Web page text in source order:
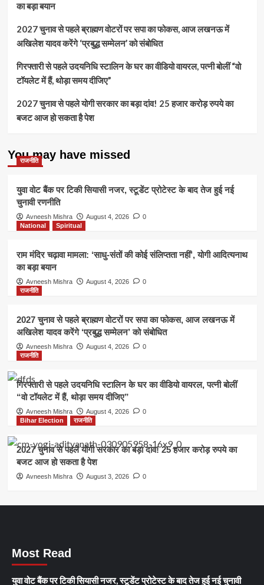
का बड़ा बयान
2027 चुनाव से पहले ब्राह्मण वोटरों पर सपा का फोकस, आज लखनऊ में
अखिलेश यादव करेंगे ‘प्रबुद्ध सम्मेलन’ को संबोधित
गिरफ्तारी से पहले उदयनिधि स्टालिन के घर का वीडियो वायरल, पत्नी बोलीं “वो
टॉयलेट में हैं, थोड़ा समय दीजिए”
2027 चुनाव से पहले योगी सरकार का बड़ा दांव! 25 हजार करोड़ रुपये का
बजट आज हो सकता है पेश
You may have missed
राजनीति
युवा वोट बैंक पर टिकी सियासी नजर, स्टूडेंट प्रोटेस्ट के बाद तेज हुई नई
चुनावी रणनीति
Avneesh Mishra August 4, 2026
0
National
Spiritual
राम मंदिर चढ़ावा मामला: ‘साधु-संतों की कोई संलिप्तता नहीं’, योगी आदित्यनाथ
का बड़ा बयान
Avneesh Mishra August 4, 2026
0
राजनीति
2027 चुनाव से पहले ब्राह्मण वोटरों पर सपा का फोकस, आज लखनऊ में
अखिलेश यादव करेंगे ‘प्रबुद्ध सम्मेलन’ को संबोधित
Avneesh Mishra August 4, 2026
0
राजनीति
गिरफ्तारी से पहले उदयनिधि स्टालिन के घर का वीडियो वायरल, पत्नी बोलीं
“वो टॉयलेट में हैं, थोड़ा समय दीजिए”
Avneesh Mishra August 4, 2026
0
Bihar Election
राजनीति
2027 चुनाव से पहले योगी सरकार का बड़ा दांव! 25 हजार करोड़ रुपये का
बजट आज हो सकता है पेश
Avneesh Mishra August 3, 2026 0
Most Read
युवा वोट बैंक पर टिकी सियासी नजर, स्टूडेंट प्रोटेस्ट के बाद तेज हुई नई चुनावी